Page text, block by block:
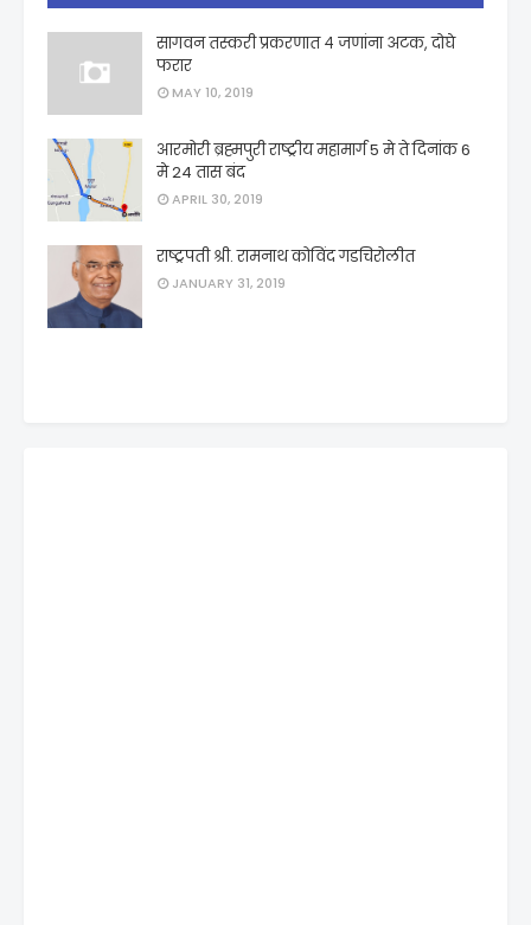
सागवन तस्करी प्रकरणात ४ जणांना अटक, दोघे
फरार
MAY 10, 2019
आरमोरी ब्रह्मपुरी राष्ट्रीय महामार्ग 5 मे ते दिनांक 6
मे 24 तास बंद
APRIL 30, 2019
राष्ट्रपती श्री. रामनाथ कोविंद गडचिरोलीत
JANUARY 31, 2019